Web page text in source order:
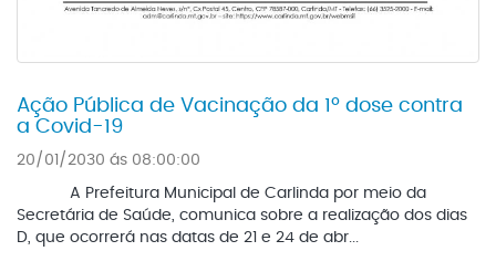
Ação Pública de Vacinação da 1º dose contra
a Covid-19
20/01/2030 ás 08:00:00
A Prefeitura Municipal de Carlinda por meio da
Secretária de Saúde, comunica sobre a realização dos dias
D, que ocorrerá nas datas de 21 e 24 de abr...